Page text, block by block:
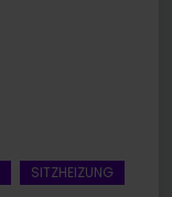
SITZHEIZUNG